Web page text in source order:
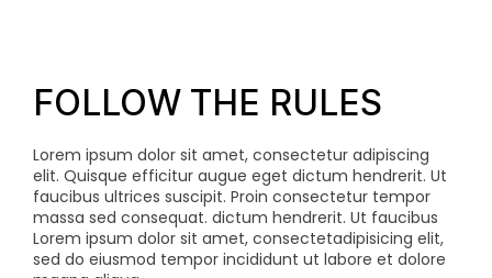
FOLLOW THE RULES
Lorem ipsum dolor sit amet, consectetur adipiscing
elit. Quisque efficitur augue eget dictum hendrerit. Ut
faucibus ultrices suscipit. Proin consectetur tempor
massa sed consequat. dictum hendrerit. Ut faucibus
Lorem ipsum dolor sit amet, consectetadipisicing elit,
sed do eiusmod tempor incididunt ut labore et dolore